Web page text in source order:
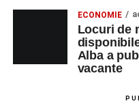
ECONOMIE
Locuri de
Alba a
vacante